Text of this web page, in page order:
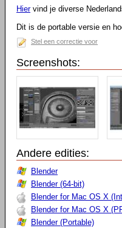
Hiervind je diverse
Dit is de portable versie en
Stel een correctie voor
Screenshots:
Andere edities:
Blender
Blender (64-bit)
Blender for Mac OS X
Blender for Mac OS X
Blender (Portable)